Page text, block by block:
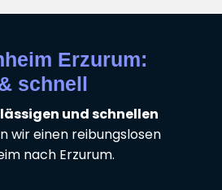
Erzurum:
schnell
und schnellen
wir einen reibungslosen
nach Erzurum.